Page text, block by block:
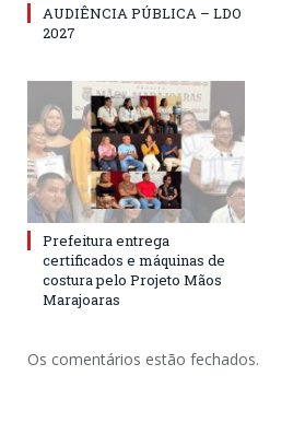
AUDIÊNCIA PÚBLICA – LDO
2027
Prefeitura entrega
certificados e máquinas de
costura pelo Projeto Mãos
Marajoaras
Os comentários estão fechados.